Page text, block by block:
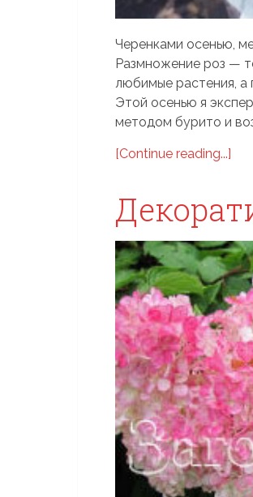
Черенками осенью,
Размножение роз —
любимые растения, а
Этой осенью я
методом бурито и
[Continue reading...]